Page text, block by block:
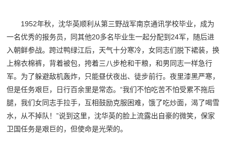
1952年秋，沈华英顺利从第三野战军南京通讯学校毕业，成为
一名优秀的报务员，同其他20多名毕业生一起分配到24军，随后进
入朝鲜参战。跨过鸭绿江后，天气十分寒冷，女同志们脱下裙装，换
上棉衣棉裤，背着被包，挎着三八步枪和干粮，和男同志一样急行
军。为了躲避敌机轰炸，只能昼伏夜出、徒步前行。夜里漆黑严寒，
但是任务艰巨，日行百余里是常态。“我们不怕吃苦不怕受累不拖后
腿，我们女同志手拉手，互相鼓励克服困难，饿了吃炒面，渴了喝雪
水，从不掉队！”说到这里，沈华英的脸上流露出自豪的微笑，保家
卫国任务是艰巨的，但使命是光荣的。